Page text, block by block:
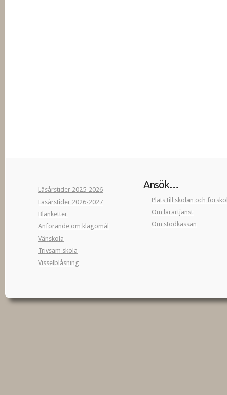
Läsårstider 2025-2026
Läsårstider 2026-2027
Blanketter
Anförande om klagomål
Vänskola
Trivsam skola
Visselblåsning
Ansök…
Plats till skolan och
Om lärartjänst
Om stödkassan